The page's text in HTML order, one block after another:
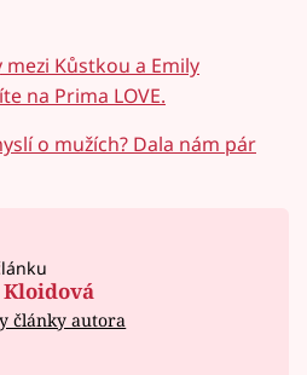
Kůstkou a Emily
na Prima LOVE.
o mužích? Dala nám pár
články autora